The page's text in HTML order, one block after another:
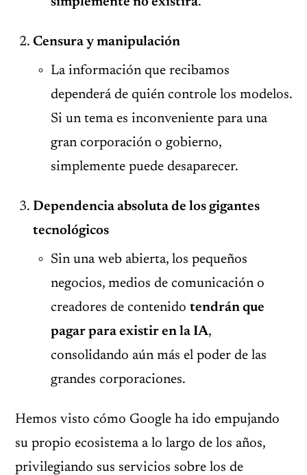
Censura y manipulación
La información que recibamos
dependerá de quién controle los modelos.
Si un tema es inconveniente para una
gran corporación o gobierno,
simplemente puede desaparecer.
Dependencia absoluta de los gigantes
tecnológicos
Sin una web abierta, los pequeños
negocios, medios de comunicación o
creadores de contenido tendrán que
pagar para existir en la IA,
consolidando aún más el poder de las
grandes corporaciones.
Hemos visto cómo Google ha ido empujando
su propio ecosistema a lo largo de los años,
privilegiando sus servicios sobre los de